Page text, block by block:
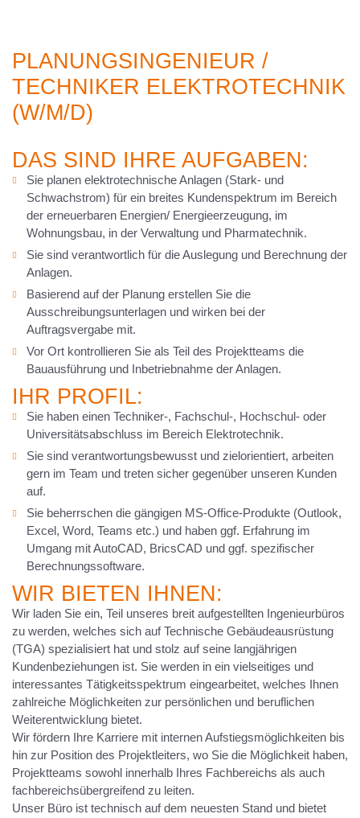
PLANUNGSINGENIEUR /
TECHNIKER ELEKTROTECHNIK
(W/M/D)
DAS SIND IHRE AUFGABEN:
Sie planen elektrotechnische Anlagen (Stark- und
Schwachstrom) für ein breites Kundenspektrum im Bereich
der erneuerbaren Energien/ Energieerzeugung, im
Wohnungsbau, in der Verwaltung und Pharmatechnik.
Sie sind verantwortlich für die Auslegung und Berechnung der
Anlagen.
Basierend auf der Planung erstellen Sie die
Ausschreibungsunterlagen und wirken bei der
Auftragsvergabe mit.
Vor Ort kontrollieren Sie als Teil des Projektteams die
Bauausführung und Inbetriebnahme der Anlagen.
IHR PROFIL:
Sie haben einen Techniker-, Fachschul-, Hochschul- oder
Universitätsabschluss im Bereich Elektrotechnik.
Sie sind verantwortungsbewusst und zielorientiert, arbeiten
gern im Team und treten sicher gegenüber unseren Kunden
auf.
Sie beherrschen die gängigen MS-Office-Produkte (Outlook,
Excel, Word, Teams etc.) und haben ggf. Erfahrung im
Umgang mit AutoCAD, BricsCAD und ggf. spezifischer
Berechnungssoftware.
WIR BIETEN IHNEN:
Wir laden Sie ein, Teil unseres breit aufgestellten Ingenieurbüros
zu werden, welches sich auf Technische Gebäudeausrüstung
(TGA) spezialisiert hat und stolz auf seine langjährigen
Kundenbeziehungen ist. Sie werden in ein vielseitiges und
interessantes Tätigkeitsspektrum eingearbeitet, welches Ihnen
zahlreiche Möglichkeiten zur persönlichen und beruflichen
Weiterentwicklung bietet.
Wir fördern Ihre Karriere mit internen Aufstiegsmöglichkeiten bis
hin zur Position des Projektleiters, wo Sie die Möglichkeit haben,
Projektteams sowohl innerhalb Ihres Fachbereichs als auch
fachbereichsübergreifend zu leiten.
Unser Büro ist technisch auf dem neuesten Stand und bietet